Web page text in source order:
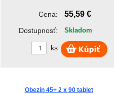
Cena: 55,59 €
Dostupnosť: Skladom
ks
Obezin 45+ 2 x 90 tablet